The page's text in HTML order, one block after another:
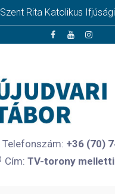
Szent Rita Katolikus
Telefonszám: +36 (70)
Cím: TV-torony